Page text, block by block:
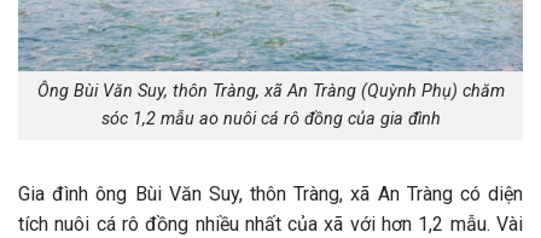
Ông Bùi Văn Suy, thôn Tràng, xã An Tràng (Quỳnh Phụ) chăm
sóc 1,2 mẫu ao nuôi cá rô đồng của gia đình
Gia đình ông Bùi Văn Suy, thôn Tràng, xã An Tràng có diện
tích nuôi cá rô đồng nhiều nhất của xã với hơn 1,2 mẫu. Vài